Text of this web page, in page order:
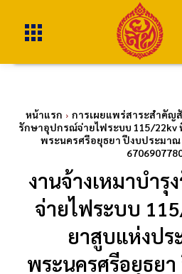
หน้าแรก การเผยแพร่สาระสำคัญ
รักษาอุปกรณ์จ่ายไฟระบบ 115/22kv
พระนครศรีอยุธยา ปีงบประมาณ
งานจ้างเหมาบำ
จ่ายไฟระบบ
ยาสูบแห่งปร
พระนครศรีอยุธย